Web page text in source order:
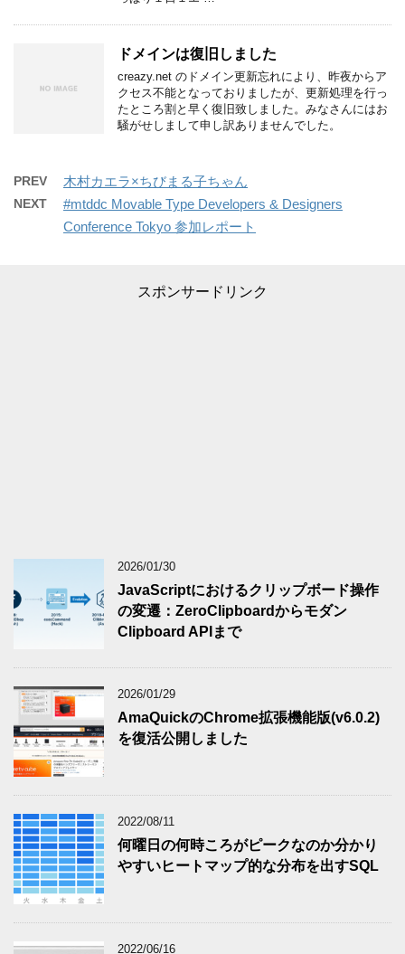
ドメインは復旧しました
creazy.net のドメイン更新忘れにより、昨夜からア
クセス不能となっておりましたが、更新処理を行っ
たところ割と早く復旧致しました。みなさんにはお
騒がせしまして申し訳ありませんでした。
PREV 木村カエラ×ちびまる子ちゃん
NEXT
#mtddc Movable Type Developers & Designers
Conference Tokyo 参加レポート
スポンサードリンク
2026/01/30
JavaScriptにおけるクリップボード操作
の変遷：ZeroClipboardからモダン
Clipboard APIまで
2026/01/29
AmaQuickのChrome拡張機能版(v6.0.2)
を復活公開しました
2022/08/11
何曜日の何時ころがピークなのか分かり
やすいヒートマップ的な分布を出すSQL
2022/06/16